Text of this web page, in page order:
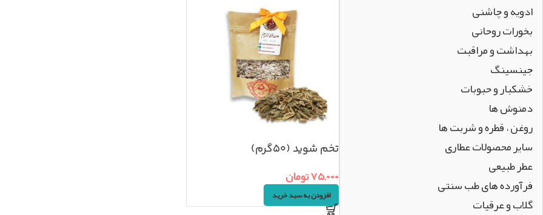
ادویه و چاشنی
بخورات روحانی
بهداشت و مراقبت
جینسینگ
خشکبار و حبوبات
دمنوش ها
روغن ، قطره و شربت ها
سایر محصولات عطاری
عطر طبیعی
فرآورده های طب سنتی
گلاب و عرقیات
تخم شوید (۵۰گرم)
۷۵,۰۰۰تومان
افزودن به سبد خرید